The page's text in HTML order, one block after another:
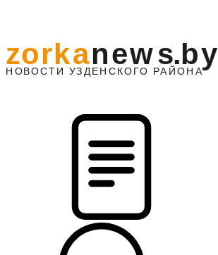
НО ВОСТИ УЗДЕНС КО ГО РАЙОНА
zorkanews.by